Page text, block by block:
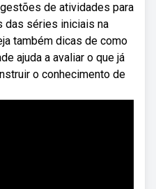
de atividades para
das séries iniciais na
também dicas de como
ajuda a avaliar o que já
o conhecimento de